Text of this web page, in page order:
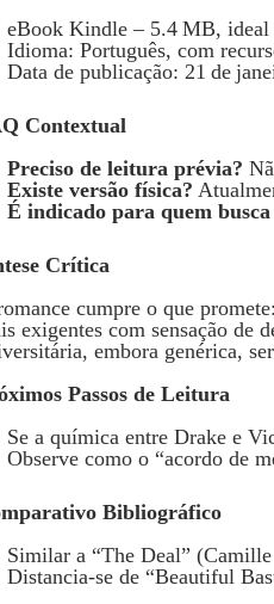
eBook Kindle – 5.4 MB, ideal
Idioma: Português, com
Data de publicação: 21 de
Contextual
Preciso de leitura prévia?
Existe versão física?
É indicado para quem
Crítica
cumpre o que
exigentes com sensação de
embora genérica,
Passos de Leitura
Se a química entre Drake e
Observe como o “acordo de
Bibliográfico
Similar a “The Deal”
Distancia‑se de “Beautiful